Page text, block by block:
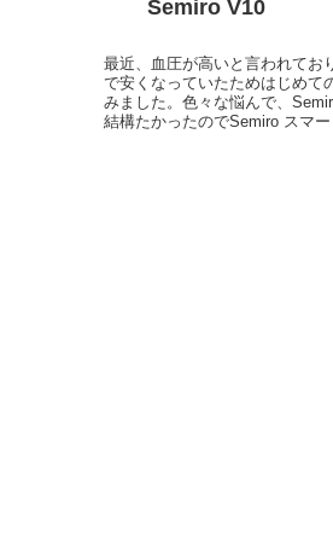
Semiro V10
最近、血圧が高いと言われてお
で安くなっていたためはじめて
みました。色々な悩んで、
結構たかったのでSemiro スマ